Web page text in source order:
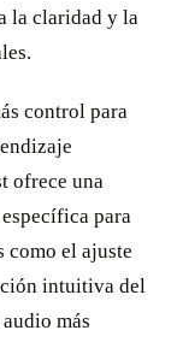
la claridad y la
control para
ofrece una
para
como el ajuste
intuitiva del
más